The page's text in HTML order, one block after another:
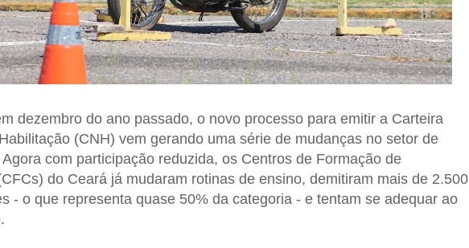
dezembro do ano passado, o novo processo para emitir a Carteira
(CNH) vem gerando uma série de mudanças no setor de
com participação reduzida, os Centros de Formação de
do Ceará já mudaram rotinas de ensino, demitiram mais de 2.500
- o que representa quase 50% da categoria - e tentam se adequar ao